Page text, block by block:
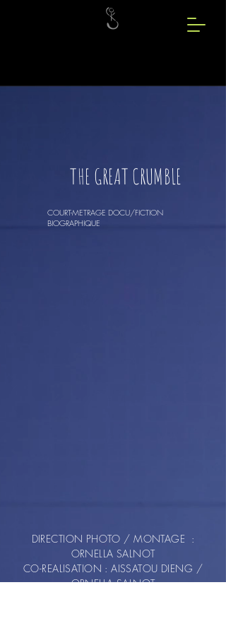
THE GREAT CRUMBLE
COURT-METRAGE DOCU/FICTION
BIOGRAPHIQUE
DIRECTION PHOTO / MONTAGE :
ORNELLA SALNOT
CO-REALISATION : AISSATOU DIENG /
ORNELLA SALNOT